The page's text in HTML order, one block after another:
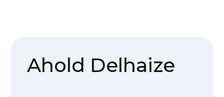
Ahold Delhaize